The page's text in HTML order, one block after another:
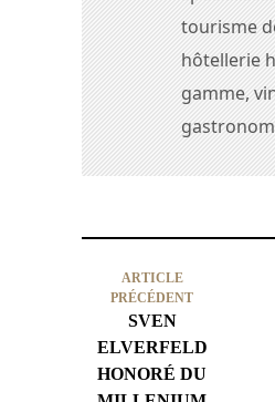
tourisme
hôtellerie
gamme,
ARTICLE
PRÉCÉDENT
SVEN
ELVERFELD
HONORÉ DU